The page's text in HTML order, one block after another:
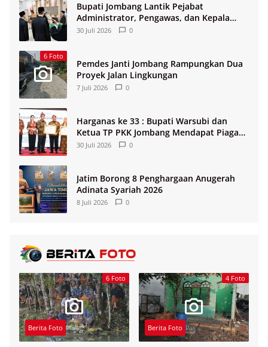
Bupati Jombang Lantik Pejabat
Administrator, Pengawas, dan Kepala
Sekolah
30 Juli 2026 0
6 Foto
Pemdes Janti Jombang Rampungkan Dua
Proyek Jalan Lingkungan
7 Juli 2026 0
Harganas ke 33 : Bupati Warsubi dan
Ketua TP PKK Jombang Mendapat Piagam
Penghargaan dari BKKBN RI
30 Juli 2026 0
Jatim Borong 8 Penghargaan Anugerah
Adinata Syariah 2026
8 Juli 2026 0
6 Foto
Berita Foto
4 Foto
Berita Foto